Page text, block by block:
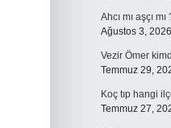
Ahcı mı aşçı mı
Ağustos 3, 2026
Vezir Ömer
Temmuz 29,
Koç tıp hangi
Temmuz 27,